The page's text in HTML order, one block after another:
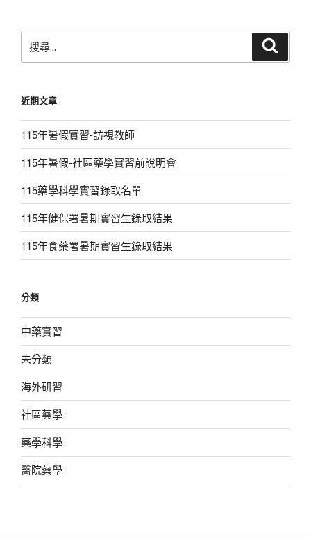
覽
搜
尋
字:
近期文章
115年暑假實習-訪視教師
115年暑假-社區藥學實習前說明會
115藥學科學實習錄取名單
115年健保署暑期實習生錄取結果
115年食藥署暑期實習生錄取結果
分類
中藥實習
未分類
海外研習
社區藥學
藥學科學
醫院藥學